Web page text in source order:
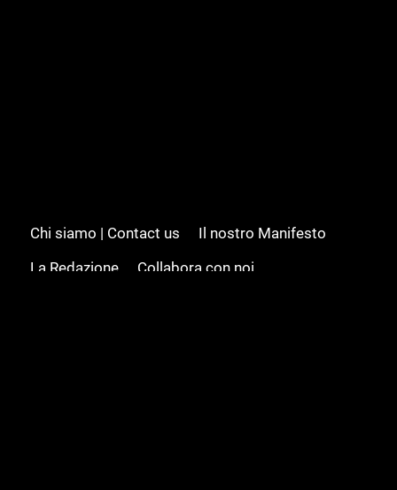
Chi siamo | Contact us
Il nostro Manifesto
La Redazione
Collabora con noi